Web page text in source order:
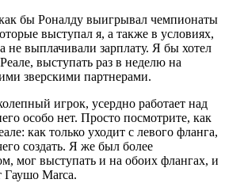
бы Роналду выигрывал чемпионаты
выступал я, а также в условиях,
не выплачивали зарплату. Я бы хотел
выступать раз в неделю на
зверскими партнерами.
игрок, усердно работает над
особо нет. Просто посмотрите, как
как только уходит с левого фланга,
создать. Я же был более
мог выступать и на обоих флангах, и
Marca.